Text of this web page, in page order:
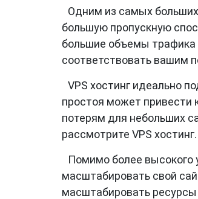
Одним из самых больших
большую пропускную
большие объемы трафика
соответствовать вашим
VPS хостинг идеально
простоя может привести
потерям для небольших
рассмотрите VPS хостинг.
Помимо более
масштабировать свой
масштабировать ресурсы